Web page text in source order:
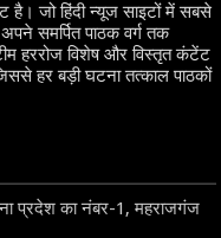
है। जो हिंदी न्यूज साइटों में सबसे
समर्पित पाठक वर्ग तक
हररोज विशेष और विस्तृत कंटेंट
हर बड़ी घटना तत्काल पाठकों
प्रदेश का नंबर-1, महराजगंज